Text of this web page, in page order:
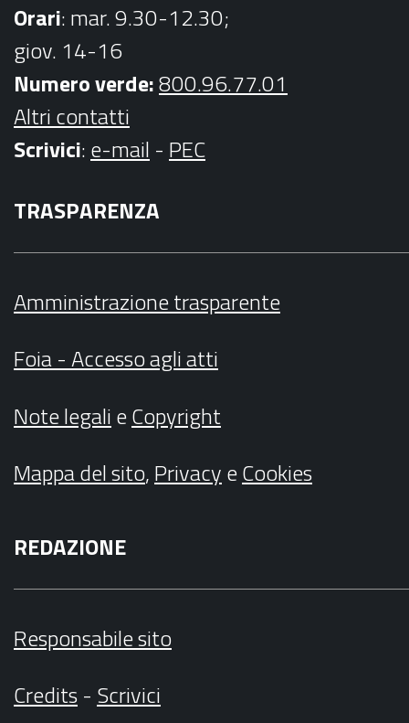
Orari: mar. 9.30-12.30;
giov. 14-16
Numero verde:800.96.77.01
Altri contatti
Scrivici:e-mail - PEC
TRASPARENZA
Amministrazione trasparente
Foia - Accesso agli atti
Note legalieCopyright
Mappa del sito,PrivacyeCookies
REDAZIONE
Responsabile sito
Credits- Scrivici